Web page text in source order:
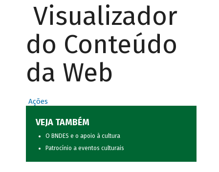
Visualizador
do Conteúdo
da Web
Ações
VEJA TAMBÉM
O BNDES e o apoio à cultura
Patrocínio a eventos culturais